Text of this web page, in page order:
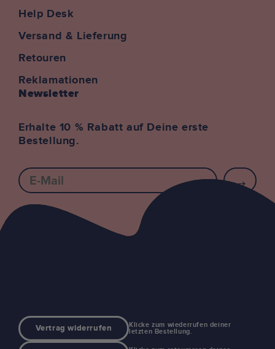
Help Desk
Versand & Lieferung
Retouren
Reklamationen
Newsletter
Erhalte 10 % Rabatt auf Deine erste
Bestellung.
E-mail
Klicke zum wiederrufen deiner
letzten Bestellung.
Vertrag widerrufen